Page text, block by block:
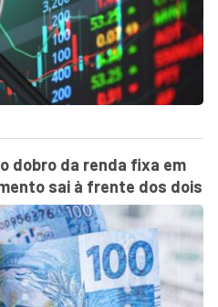
dobro da renda fixa em
sai à frente dos dois